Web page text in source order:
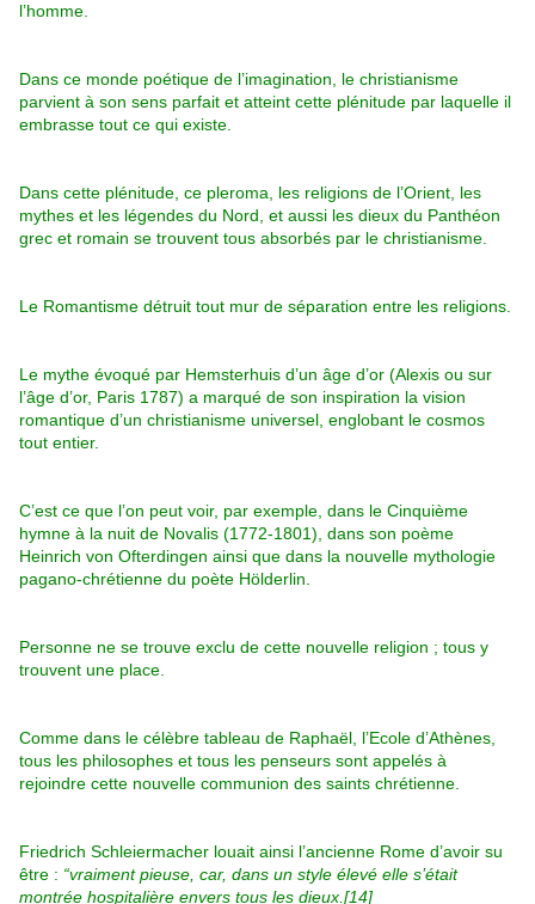
l’homme.
Dans ce monde poétique de l’imagination, le christianisme
parvient à son sens parfait et atteint cette plénitude par laquelle il
embrasse tout ce qui existe.
Dans cette plénitude, ce pleroma, les religions de l’Orient, les
mythes et les légendes du Nord, et aussi les dieux du Panthéon
grec et romain se trouvent tous absorbés par le christianisme.
Le Romantisme détruit tout mur de séparation entre les religions.
Le mythe évoqué par Hemsterhuis d’un âge d’or (Alexis ou sur
l’âge d’or, Paris 1787) a marqué de son inspiration la vision
romantique d’un christianisme universel, englobant le cosmos
tout entier.
C’est ce que l’on peut voir, par exemple, dans le Cinquième
hymne à la nuit de Novalis (1772-1801), dans son poème
Heinrich von Ofterdingen ainsi que dans la nouvelle mythologie
pagano-chrétienne du poète Hölderlin.
Personne ne se trouve exclu de cette nouvelle religion ; tous y
trouvent une place.
Comme dans le célèbre tableau de Raphaël, l’Ecole d’Athènes,
tous les philosophes et tous les penseurs sont appelés à
rejoindre cette nouvelle communion des saints chrétienne.
Friedrich Schleiermacher louait ainsi l’ancienne Rome d’avoir su
être : “vraiment pieuse, car, dans un style élevé elle s’était
montrée hospitalière envers tous les dieux.[14]